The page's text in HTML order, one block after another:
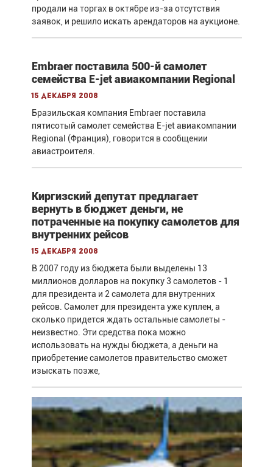
продали на торгах в октябре из-за отсутствия
заявок, и решило искать арендаторов на аукционе.
Embraer поставила 500-й самолет
семейства E-jet авиакомпании Regional
15 декабря 2008
Бразильская компания Embraer поставила
пятисотый самолет семейства E-jet авиакомпании
Regional (Франция), говорится в сообщении
авиастроителя.
Киргизский депутат предлагает
вернуть в бюджет деньги, не
потраченные на покупку самолетов для
внутренних рейсов
15 декабря 2008
В 2007 году из бюджета были выделены 13
миллионов долларов на покупку 3 самолетов - 1
для президента и 2 самолета для внутренних
рейсов. Самолет для президента уже куплен, а
сколько придется ждать остальные самолеты -
неизвестно. Эти средства пока можно
использовать на нужды бюджета, а деньги на
приобретение самолетов правительство сможет
изыскать позже,